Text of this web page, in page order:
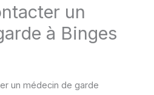
un
à Binges
un médecin de garde